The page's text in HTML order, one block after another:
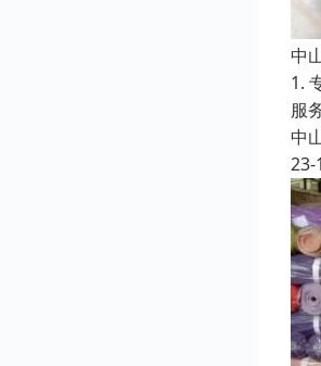
中
1.
服
中
23-